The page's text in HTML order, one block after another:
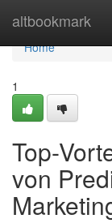
altbookmark
Home
Home
1
Top-
von